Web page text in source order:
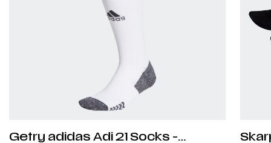
Getry adidas Adi 21 Socks -